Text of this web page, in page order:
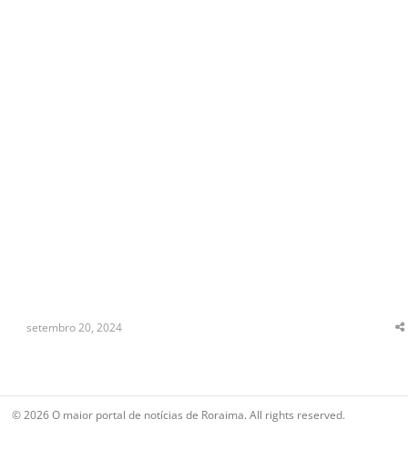
setembro 20, 2024
© 2026 O maior portal de notícias de Roraima. All rights reserved.